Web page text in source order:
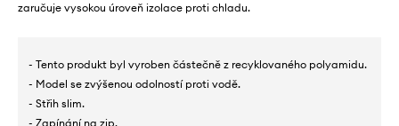
zaručuje vysokou úroveň izolace proti chladu.
- Tento produkt byl vyroben částečně z recyklovaného polyamidu.
- Model se zvýšenou odolností proti vodě.
- Střih slim.
- Zapínání na zip.